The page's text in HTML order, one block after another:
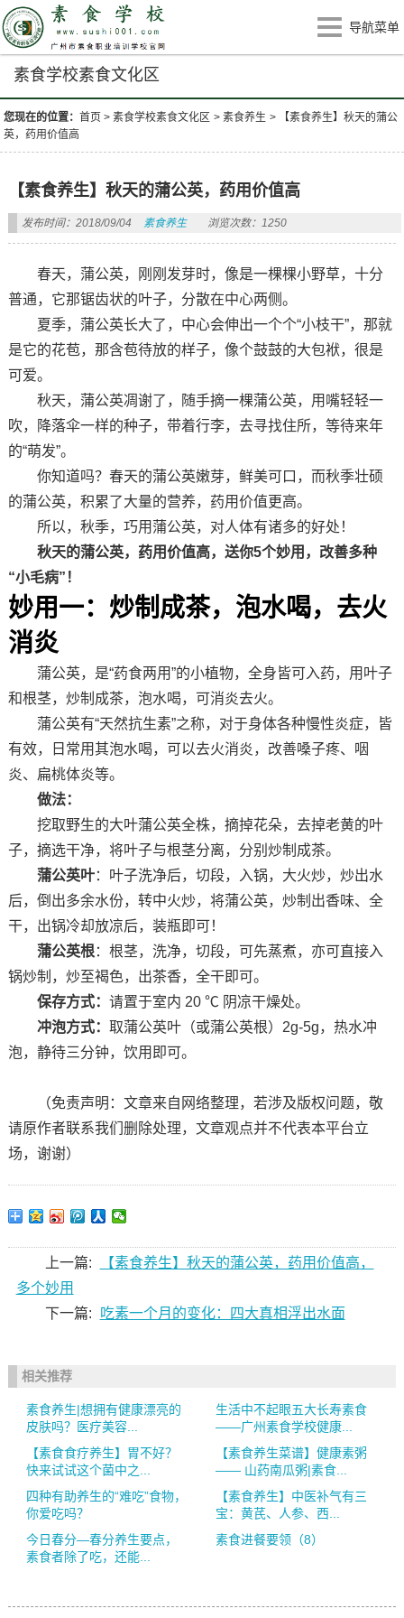
导航菜单
素食学校素食文化区
您现在的位置：首页 >素食学校素食文化区 >素食养生 >
【素食养生】秋天的蒲公
英，药用价值高
【素食养生】秋天的蒲公英，药用价值高
发布时间：2018/09/04 素食养生 浏览次数：1250
春天，蒲公英，刚刚发芽时，像是一棵棵小野草，十分
普通，它那锯齿状的叶子，分散在中心两侧。
夏季，蒲公英长大了，中心会伸出一个个“小枝干”，那就
是它的花苞，那含苞待放的样子，像个鼓鼓的大包袱，很是
可爱。
秋天，蒲公英凋谢了，随手摘一棵蒲公英，用嘴轻轻一
吹，降落伞一样的种子，带着行李，去寻找住所，等待来年
的“萌发”。
你知道吗？春天的蒲公英嫩芽，鲜美可口，而秋季壮硕
的蒲公英，积累了大量的营养，药用价值更高。
所以，秋季，巧用蒲公英，对人体有诸多的好处！
秋天的蒲公英，药用价值高，送你5个妙用，改善多种
“小毛病”！
妙用一：炒制成茶，泡水喝，去火
消炎
蒲公英，是“药食两用”的小植物，全身皆可入药，用叶子
和根茎，炒制成茶，泡水喝，可消炎去火。
蒲公英有“天然抗生素”之称，对于身体各种慢性炎症，皆
有效，日常用其泡水喝，可以去火消炎，改善嗓子疼、咽
炎、扁桃体炎等。
做法：
挖取野生的大叶蒲公英全株，摘掉花朵，去掉老黄的叶
子，摘选干净，将叶子与根茎分离，分别炒制成茶。
蒲公英叶：叶子洗净后，切段，入锅，大火炒，炒出水
后，倒出多余水份，转中火炒，将蒲公英，炒制出香味、全
干，出锅冷却放凉后，装瓶即可！
蒲公英根：根茎，洗净，切段，可先蒸煮，亦可直接入
锅炒制，炒至褐色，出茶香，全干即可。
保存方式： 请置于室内 20 ℃ 阴凉干燥处。
冲泡方式： 取蒲公英叶（或蒲公英根）2g-5g，热水冲
泡，静待三分钟，饮用即可。
（免责声明：文章来自网络整理，若涉及版权问题，敬
请原作者联系我们删除处理，文章观点并不代表本平台立
场，谢谢）
上一篇:
【素食养生】秋天的蒲公英，药用价值高，
多个妙用
下一篇:
吃素一个月的变化：四大真相浮出水面
相关推荐
素食养生|想拥有健康漂亮的
皮肤吗？医疗美容...
生活中不起眼五大长寿素食
——广州素食学校健康...
【素食食疗养生】胃不好？
快来试试这个菌中之...
【素食养生菜谱】健康素粥
—— 山药南瓜粥|素食...
四种有助养生的“难吃”食物，
你爱吃吗？
【素食养生】中医补气有三
宝：黄芪、人参、西...
今日春分—春分养生要点，
素食者除了吃，还能...
素食进餐要领（8）